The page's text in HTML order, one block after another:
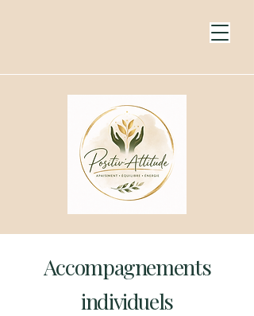
Accompagnements
individuels